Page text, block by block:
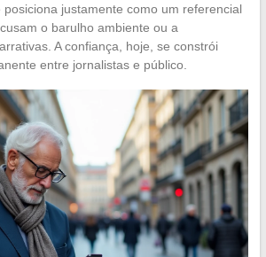
justamente como um referencial
o barulho ambiente ou a
A confiança, hoje, se constrói
entre jornalistas e público.